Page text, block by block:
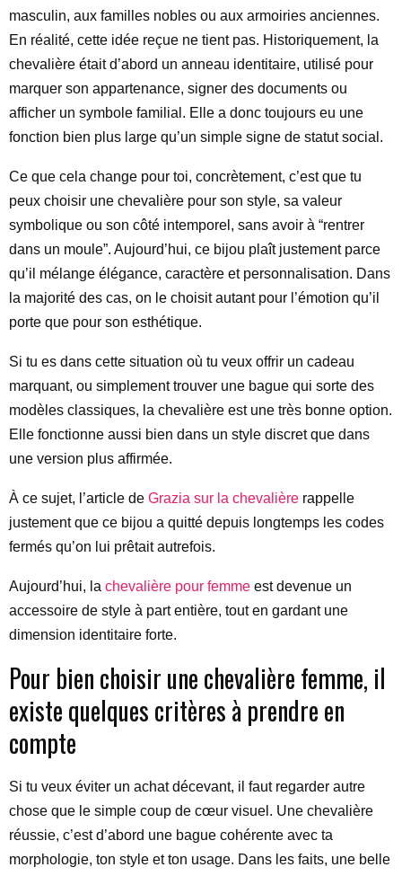
masculin, aux familles nobles ou aux armoiries anciennes.
En réalité, cette idée reçue ne tient pas. Historiquement, la
chevalière était d’abord un anneau identitaire, utilisé pour
marquer son appartenance, signer des documents ou
afficher un symbole familial. Elle a donc toujours eu une
fonction bien plus large qu’un simple signe de statut social.
Ce que cela change pour toi, concrètement, c’est que tu
peux choisir une chevalière pour son style, sa valeur
symbolique ou son côté intemporel, sans avoir à “rentrer
dans un moule”. Aujourd’hui, ce bijou plaît justement parce
qu’il mélange élégance, caractère et personnalisation. Dans
la majorité des cas, on le choisit autant pour l’émotion qu’il
porte que pour son esthétique.
Si tu es dans cette situation où tu veux offrir un cadeau
marquant, ou simplement trouver une bague qui sorte des
modèles classiques, la chevalière est une très bonne option.
Elle fonctionne aussi bien dans un style discret que dans
une version plus affirmée.
À ce sujet, l’article de Grazia sur la chevalière rappelle
justement que ce bijou a quitté depuis longtemps les codes
fermés qu’on lui prêtait autrefois.
Aujourd’hui, la chevalière pour femme est devenue un
accessoire de style à part entière, tout en gardant une
dimension identitaire forte.
Pour bien choisir une chevalière femme, il
existe quelques critères à prendre en
compte
Si tu veux éviter un achat décevant, il faut regarder autre
chose que le simple coup de cœur visuel. Une chevalière
réussie, c’est d’abord une bague cohérente avec ta
morphologie, ton style et ton usage. Dans les faits, une belle